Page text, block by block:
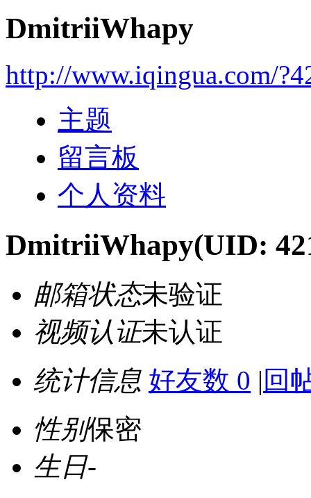
DmitriiWhapy
http://www.iqingua.com/
主题
留言板
个人资料
DmitriiWhapy(UID:
邮箱状态未验证
视频认证未认证
统计信息 好友数 0 | 回
性别保密
生日-